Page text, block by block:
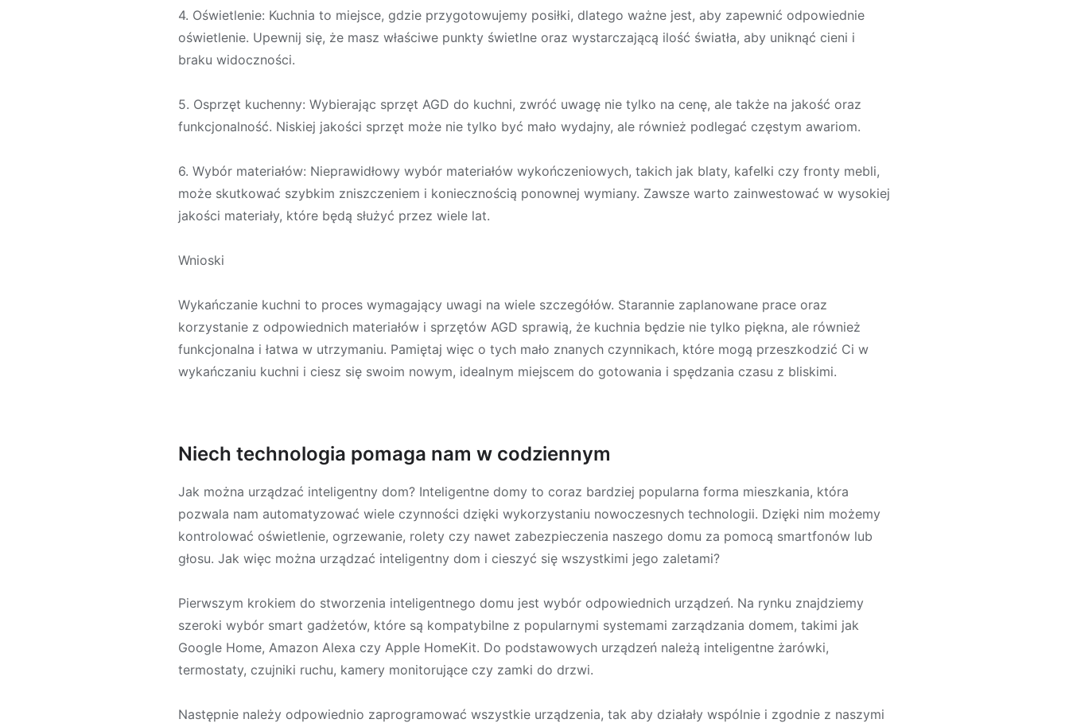
4. Oświetlenie: Kuchnia to miejsce, gdzie przygotowujemy posiłki, dlatego ważne jest, aby zapewnić odpowiednie
oświetlenie. Upewnij się, że masz właściwe punkty świetlne oraz wystarczającą ilość światła, aby uniknąć cieni i
braku widoczności.
5. Osprzęt kuchenny: Wybierając sprzęt AGD do kuchni, zwróć uwagę nie tylko na cenę, ale także na jakość oraz
funkcjonalność. Niskiej jakości sprzęt może nie tylko być mało wydajny, ale również podlegać częstym awariom.
6. Wybór materiałów: Nieprawidłowy wybór materiałów wykończeniowych, takich jak blaty, kafelki czy fronty mebli,
może skutkować szybkim zniszczeniem i koniecznością ponownej wymiany. Zawsze warto zainwestować w wysokiej
jakości materiały, które będą służyć przez wiele lat.
Wnioski
Wykańczanie kuchni to proces wymagający uwagi na wiele szczegółów. Starannie zaplanowane prace oraz
korzystanie z odpowiednich materiałów i sprzętów AGD sprawią, że kuchnia będzie nie tylko piękna, ale również
funkcjonalna i łatwa w utrzymaniu. Pamiętaj więc o tych mało znanych czynnikach, które mogą przeszkodzić Ci w
wykańczaniu kuchni i ciesz się swoim nowym, idealnym miejscem do gotowania i spędzania czasu z bliskimi.
Niech technologia pomaga nam w codziennym
Jak można urządzać inteligentny dom? Inteligentne domy to coraz bardziej popularna forma mieszkania, która
pozwala nam automatyzować wiele czynności dzięki wykorzystaniu nowoczesnych technologii. Dzięki nim możemy
kontrolować oświetlenie, ogrzewanie, rolety czy nawet zabezpieczenia naszego domu za pomocą smartfonów lub
głosu. Jak więc można urządzać inteligentny dom i cieszyć się wszystkimi jego zaletami?
Pierwszym krokiem do stworzenia inteligentnego domu jest wybór odpowiednich urządzeń. Na rynku znajdziemy
szeroki wybór smart gadżetów, które są kompatybilne z popularnymi systemami zarządzania domem, takimi jak
Google Home, Amazon Alexa czy Apple HomeKit. Do podstawowych urządzeń należą inteligentne żarówki,
termostaty, czujniki ruchu, kamery monitorujące czy zamki do drzwi.
Następnie należy odpowiednio zaprogramować wszystkie urządzenia, tak aby działały wspólnie i zgodnie z naszymi